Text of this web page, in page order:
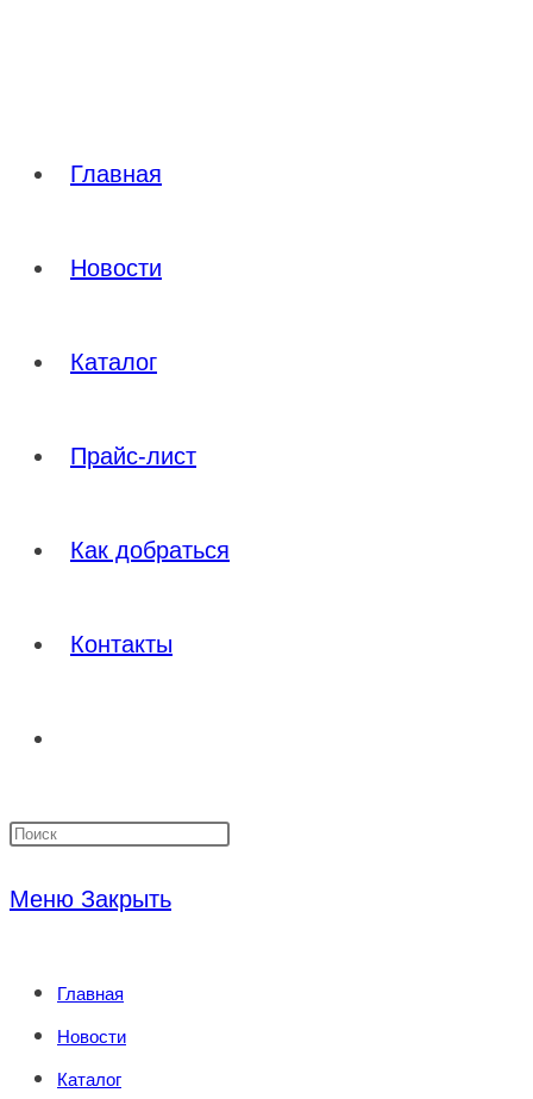
Главная
Новости
Каталог
Прайс-лист
Как добраться
Контакты
поиск
Нажмите
Меню Закрыть
Главная
Новости
Каталог